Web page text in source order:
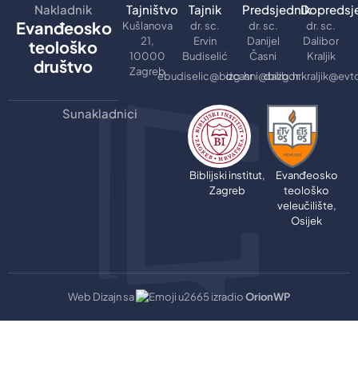
Nakladnik
Evanđeosko
teološko
društvo
Tajništvo
Kušlanova
21,
10000
Zagreb
Tajnik
dr. sc.
Ervin
Budiselić
ebudiselic@bizg.hr
Predsjednik
dr. sc.
Danijel
Časni
dcasni@bizg.hr
dr. sc.
Dalibor
Kraljik
Sunakladnici
Biblijski institut,
Zagreb
Evanđeosko
teološko
veleučilište,
Osijek
Web Dizajn sa izradioOrionWP